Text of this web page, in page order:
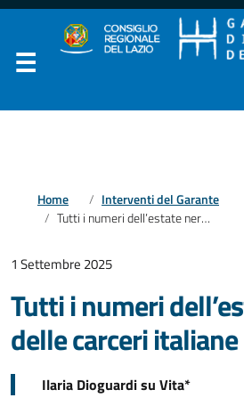
Home
Interventi del Garante
Tutti i numeri dell’estate nera delle carceri italiane
1 Settembre 2025
Tutti i numeri
delle carceri italiane
Ilaria Dioguardi su Vita*